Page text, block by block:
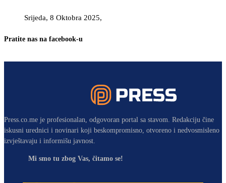
Srijeda, 8 Oktobra 2025,
Pratite nas na facebook-u
Press.co.me je profesionalan, odgovoran portal sa stavom. Redakciju čine
iskusni urednici i novinari koji beskompromisno, otvoreno i nedvosmisleno
izvještavaju i informišu javnost.
Mi smo tu zbog Vas, čitamo se!